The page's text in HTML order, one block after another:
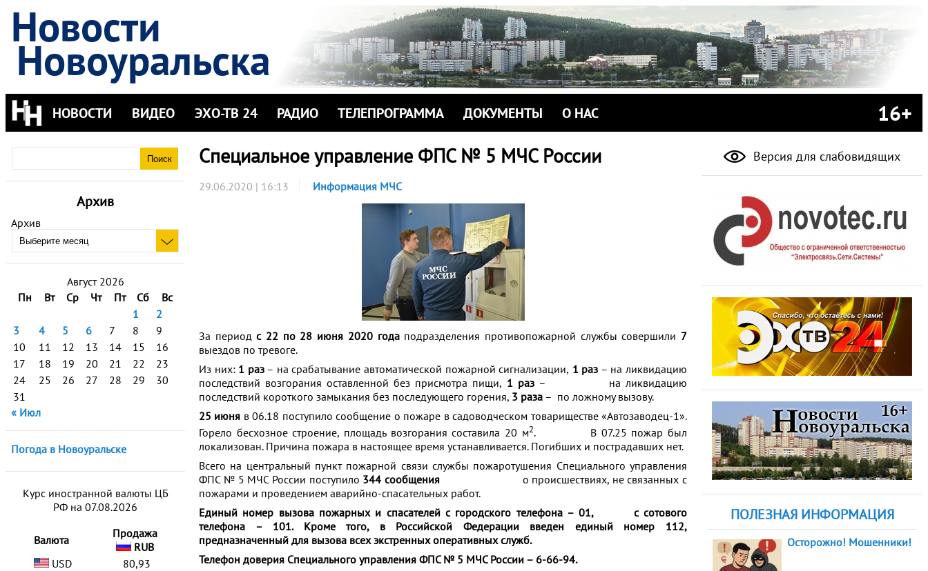
Новости
Новоуральска
НОВОСТИ ВИДЕО ЭХО-ТВ 24 РАДИО ТЕЛЕПРОГРАММА ДОКУМЕНТЫ О НАС 16+
Архив
Архив
Август 2026
Пн
Вт Ср Чт Пт Сб
Вс
1
2
3
4 5 6 7 8
9
10
11 12 13 14 15
16
17
18 19 20 21 22
23
24
25 26 27 28 29
30
31
« Июл
Погода в Новоуральске
Курс иностранной валюты ЦБ
РФ на 07.08.2026
Валюта
Продажа
RUB
USD
80,93
Специальное управление ФПС № 5 МЧС России
29.06.2020 | 16:13 Информация МЧС
За периодс 22 по 28 июня 2020 годаподразделения противопожарной службы совершили 7
выездов по тревоге.
Из них: 1 раз– на срабатывание автоматической пожарной сигнализации, 1 раз – на ликвидацию
последствий возгорания оставленной без присмотра пищи, 1 раз– на ликвидацию
последствий короткого замыкания без последующего горения, 3 раза – по ложному вызову.
25 июня в 06.18 поступило сообщение о пожаре в садоводческом товариществе «Автозаводец-1».
Горело бесхозное строение, площадь возгорания составила 20 м2. В 07.25 пожар был
локализован. Причина пожара в настоящее время устанавливается. Погибших и пострадавших нет.
Всего на центральный пункт пожарной связи службы пожаротушения Специального управления
ФПС № 5 МЧС России поступило 344 сообщенияо происшествиях, не связанных с
пожарами и проведением аварийно-спасательных работ.
Единый номер вызова пожарных и спасателей с городского телефона – 01, с сотового
телефона – 101. Кроме того, в Российской Федерации введен единый номер 112,
предназначенный для вызова всех экстренных оперативных служб.
Телефон доверия Специального управления ФПС № 5 МЧС России – 6-66-94.
Версия для слабовидящих
ПОЛЕЗНАЯ ИНФОРМАЦИЯ
Осторожно! Мошенники!